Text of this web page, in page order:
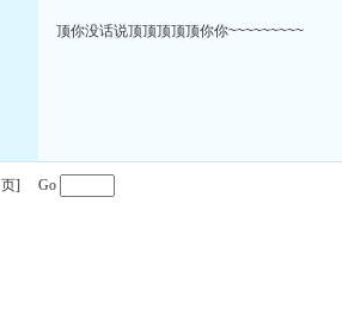
顶你没话说顶顶顶顶顶你你~~~~~~~~~
页] Go